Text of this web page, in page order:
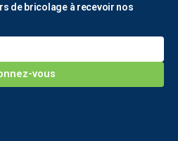
de bricolage à recevoir nos